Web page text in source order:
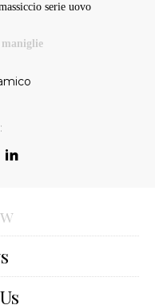
serie uovo